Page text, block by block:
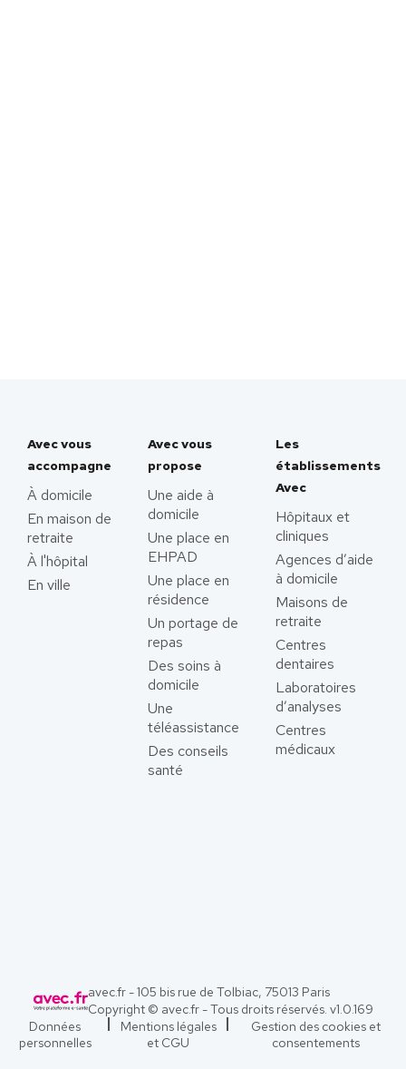
Avec vous
accompagne
À domicile
En maison de
retraite
À l'hôpital
En ville
Avec vous
propose
Une aide à
domicile
Une place en
EHPAD
Une place en
résidence
Un portage de
repas
Des soins à
domicile
Une
téléassistance
Des conseils
santé
Les
établissements
Avec
Hôpitaux et
cliniques
Agences d’aide
à domicile
Maisons de
retraite
Centres
dentaires
Laboratoires
d’analyses
Centres
médicaux
avec.fr - 105 bis rue de Tolbiac, 75013 Paris
Copyright © avec.fr - Tous droits réservés. v1.0.169
Données
personnelles
Mentions légales
et CGU
Gestion des cookies et
consentements